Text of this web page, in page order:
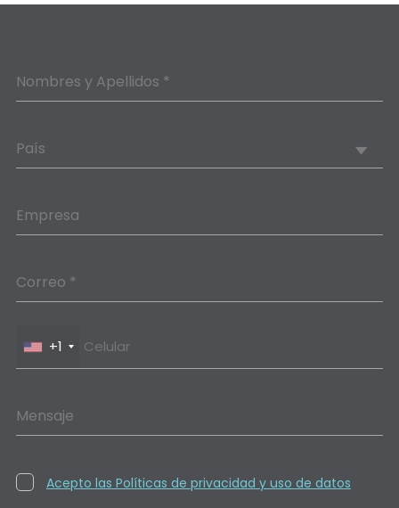
Nombres y Apellidos *
País
Empresa
Correo *
+1
Mensaje
Acepto las Políticas de privacidad y uso de datos